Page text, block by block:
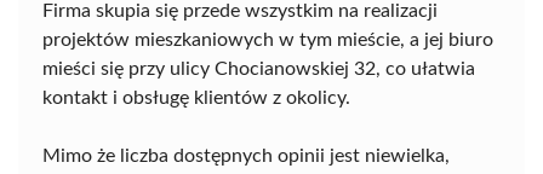
Firma skupia się przede wszystkim na realizacji
projektów mieszkaniowych w tym mieście, a jej biuro
mieści się przy ulicy Chocianowskiej 32, co ułatwia
kontakt i obsługę klientów z okolicy.
Mimo że liczba dostępnych opinii jest niewielka,